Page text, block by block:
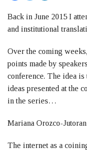
Back in June 2015 I
and institutional
Over the coming
points made by
conference. The idea
ideas presented at the
in the series…
Mariana Orozco-Jutoran
The internet as a